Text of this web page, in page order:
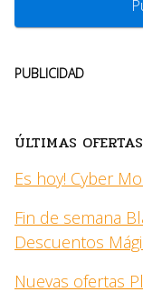
PUBLICIDAD
ÚLTIMAS OFERTAS
Es hoy! Cyber
Fin de semana
Descuentos
Nuevas ofertas